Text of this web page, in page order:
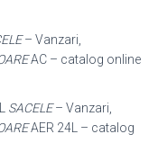
– Vanzari,
AC – catalog online
SACELE– Vanzari,
AER 24L – catalog